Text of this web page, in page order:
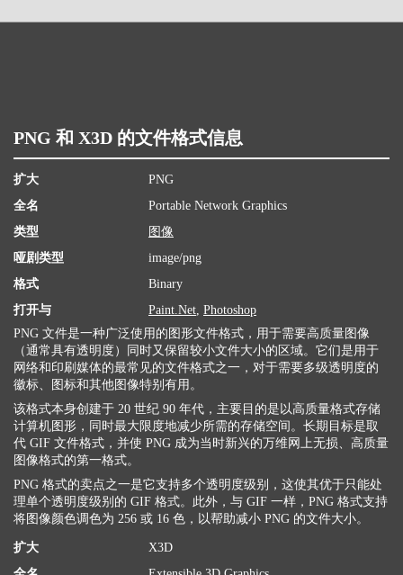
PNG 和 X3D 的文件格式信息
扩大
PNG
全名
Portable Network Graphics
类型
图像
哑剧类型
image/png
格式
Binary
打开与
Paint.Net, Photoshop
PNG 文件是一种广泛使用的图形文件格式，用于需要高质量图像
（通常具有透明度）同时又保留较小文件大小的区域。它们是用于
网络和印刷媒体的最常见的文件格式之一，对于需要多级透明度的
徽标、图标和其他图像特别有用。
该格式本身创建于 20 世纪 90 年代，主要目的是以高质量格式存储
计算机图形，同时最大限度地减少所需的存储空间。长期目标是取
代 GIF 文件格式，并使 PNG 成为当时新兴的万维网上无损、高质量
图像格式的第一格式。
PNG 格式的卖点之一是它支持多个透明度级别，这使其优于只能处
理单个透明度级别的 GIF 格式。此外，与 GIF 一样，PNG 格式支持
将图像颜色调色为 256 或 16 色，以帮助减小 PNG 的文件大小。
扩大
X3D